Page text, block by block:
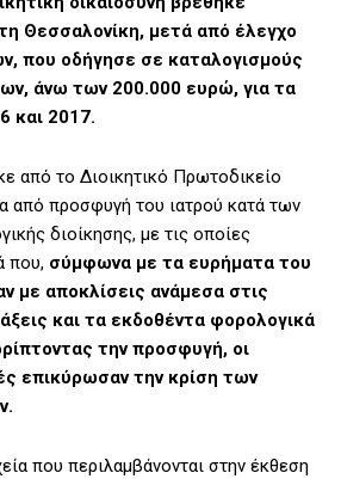
Θεσσαλονίκη, μετά από έλεγχο
που οδήγησε σε καταλογισμούς
άνω των 200.000 ευρώ, για τα
και 2017.
από το Διοικητικό Πρωτοδικείο
από προσφυγή του ιατρού κατά των
διοίκησης, με τις οποίες
που, σύμφωνα με τα ευρήματα του
με αποκλίσεις ανάμεσα στις
και τα εκδοθέντα φορολογικά
την προσφυγή, οι
επικύρωσαν την κρίση των
που περιλαμβάνονται στην έκθεση